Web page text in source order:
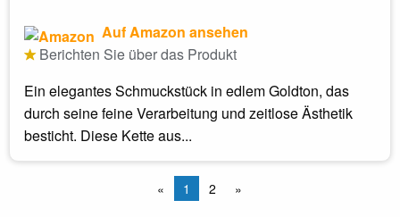
Auf Amazon ansehen
Berichten Sie über das Produkt
Ein elegantes Schmuckstück in edlem Goldton, das
durch seine feine Verarbeitung und zeitlose Ästhetik
besticht. Diese Kette aus...
« 1 2 »